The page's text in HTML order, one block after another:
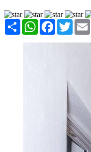
Share WhatsAppFacebook
Twitter